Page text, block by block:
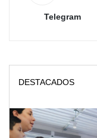
Telegram
DESTACADOS